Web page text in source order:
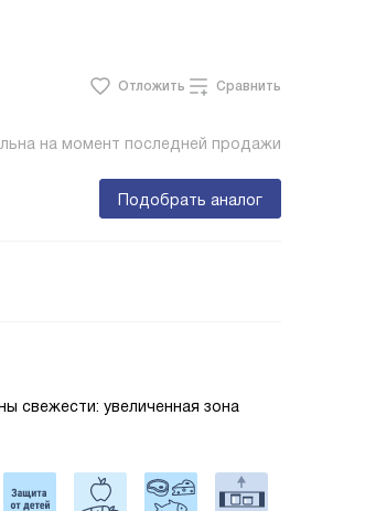
Отложить Сравнить
на момент последней продажи
Подобрать аналог
свежести: увеличенная зона